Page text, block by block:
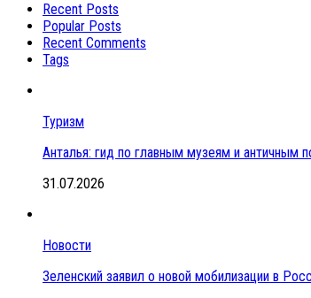
Recent Posts
Popular Posts
Recent Comments
Tags
Туризм
Анталья: гид по главным музеям и античным
31.07.2026
Новости
Зеленский заявил о новой мобилизации в